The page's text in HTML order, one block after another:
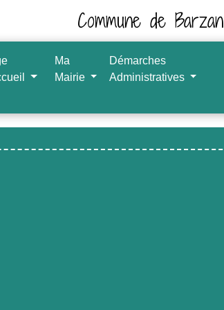
Commune de Barzan
Ma
Mairie
Démarches
Administratives